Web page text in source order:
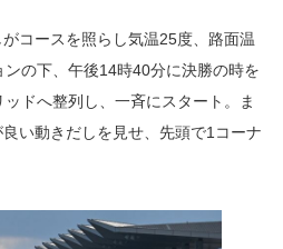
コースを照らし気温25度、路面温
の下、午後14時40分に決勝の時を
ドへ整列し、一斉にスタート。ま
い動きだしを見せ、先頭で1コーナ